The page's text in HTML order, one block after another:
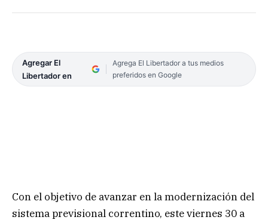
Agregar El
Libertador en
Agrega El Libertador a tus medios
preferidos en Google
Con el objetivo de avanzar en la modernización del
sistema previsional correntino, este viernes 30 a